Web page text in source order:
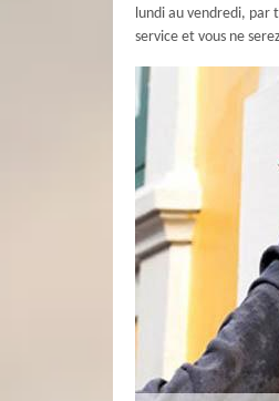
lundi au vendredi, par
service et vous ne